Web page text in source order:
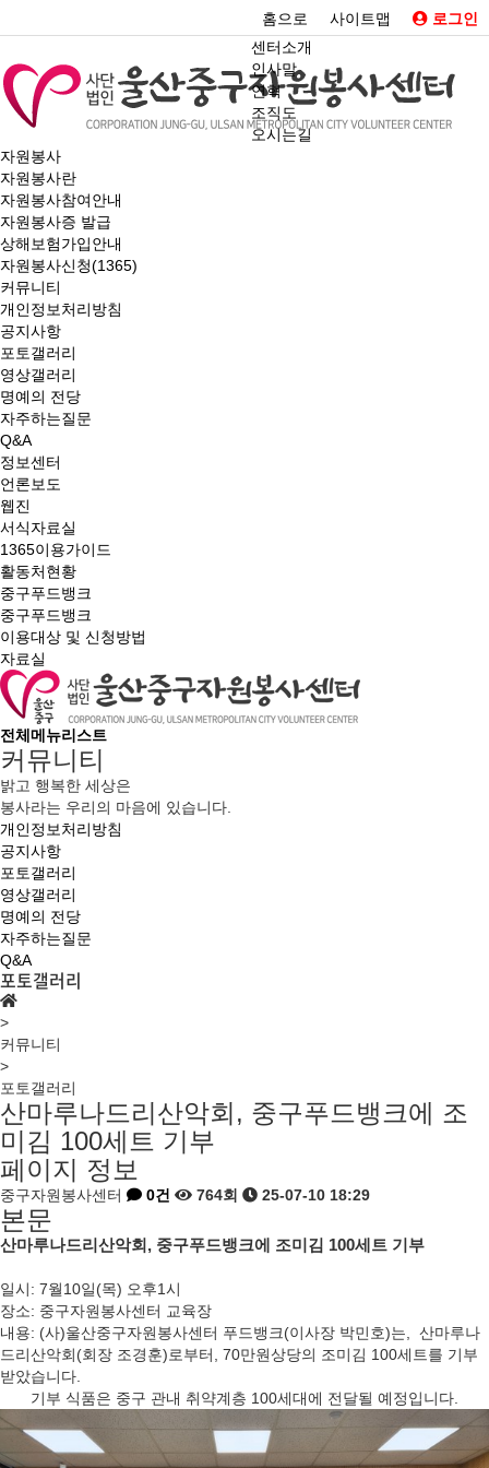
홈으로 사이트맵
로그인
센터소개
인사말
연혁
조직도
오시는길
자원봉사
자원봉사란
자원봉사참여안내
자원봉사증 발급
상해보험가입안내
자원봉사신청(1365)
커뮤니티
개인정보처리방침
공지사항
포토갤러리
영상갤러리
명예의 전당
자주하는질문
Q&A
정보센터
언론보도
웹진
서식자료실
1365이용가이드
활동처현황
중구푸드뱅크
중구푸드뱅크
이용대상 및 신청방법
자료실
전체메뉴리스트
커뮤니티
밝고 행복한 세상은
봉사라는 우리의 마음에 있습니다.
개인정보처리방침
공지사항
포토갤러리
영상갤러리
명예의 전당
자주하는질문
Q&A
포토갤러리
>
커뮤니티
>
포토갤러리
산마루나드리산악회, 중구푸드뱅크에 조
미김 100세트 기부
페이지 정보
중구자원봉사센터 0건 764회 25-07-10 18:29
본문
산마루나드리산악회, 중구푸드뱅크에 조미김 100세트 기부
일시: 7월10일(목) 오후1시
장소: 중구자원봉사센터 교육장
내용: (사)울산중구자원봉사센터 푸드뱅크(이사장 박민호)는, 산마루나
드리산악회(회장 조경훈)로부터, 70만원상당의 조미김 100세트를 기부
받았습니다.
기부 식품은 중구 관내 취약계층 100세대에 전달될 예정입니다.